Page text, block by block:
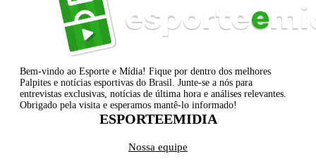
Bem-vindo ao Esporte e Mídia! Fique por dentro dos melhores
Palpites e notícias esportivas do Brasil. Junte-se a nós para
entrevistas exclusivas, notícias de última hora e análises relevantes.
Obrigado pela visita e esperamos mantê-lo informado!
ESPORTEEMIDIA
Nossa equipe